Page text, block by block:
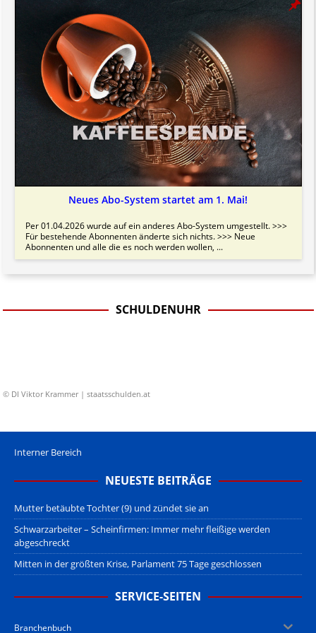
Neues Abo-System startet am 1. Mai!
Per 01.04.2026 wurde auf ein anderes Abo-System umgestellt. >>>
Für bestehende Abonnenten änderte sich nichts. >>> Neue
Abonnenten und alle die es noch werden wollen, ...
SCHULDENUHR
© DI Viktor Krammer | staatsschulden.at
Interner Bereich
NEUESTE BEITRÄGE
Mutter betäubte Tochter (9) und zündet sie an
Schwarzarbeiter – Scheinfirmen: Immer mehr fleißige werden
abgeschreckt
Mitten in der größten Krise, Parlament 75 Tage geschlossen
SERVICE-SEITEN
Branchenbuch